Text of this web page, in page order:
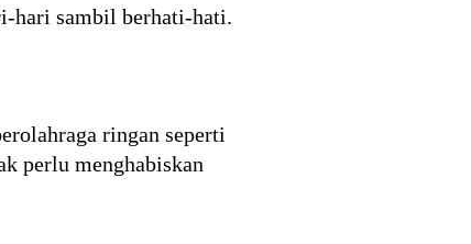
hari sambil berhati-hati.
ringan seperti
perlu menghabiskan